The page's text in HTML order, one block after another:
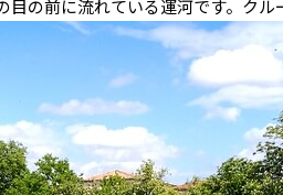
目の前に流れている運河です。クル